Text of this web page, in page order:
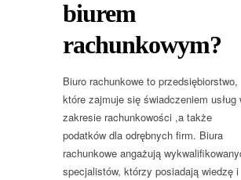
biurem
rachunkowym?
Biuro rachunkowe to przedsiębiorstwo,
które zajmuje się świadczeniem usług
zakresie rachunkowości ,a także
podatków dla odrębnych firm. Biura
rachunkowe angażują
specjalistów, którzy posiadają wiedzę i